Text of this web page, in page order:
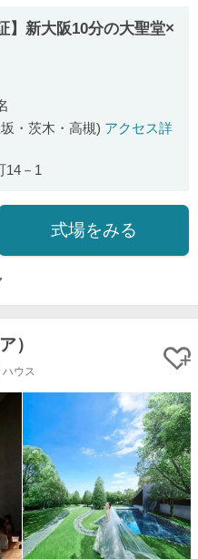
】新大阪10分の大聖堂×
評価
・茨木・高槻) アクセス詳
14－1
式場をみる
）
ウス